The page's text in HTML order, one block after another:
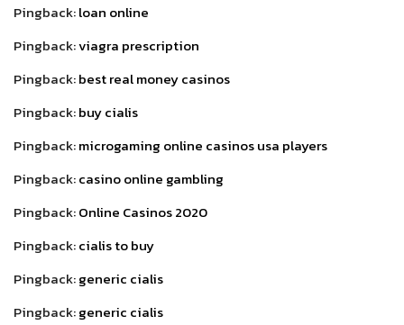
Pingback:loan online
Pingback:viagra prescription
Pingback:best real money casinos
Pingback:buy cialis
Pingback:microgaming online casinos usa players
Pingback:casino online gambling
Pingback:Online Casinos 2020
Pingback:cialis to buy
Pingback:generic cialis
Pingback:generic cialis